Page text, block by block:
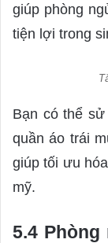
giúp phòng
tiện lợi trong
Bạn có thể
quần áo trái
giúp tối ưu
mỹ.
5.4